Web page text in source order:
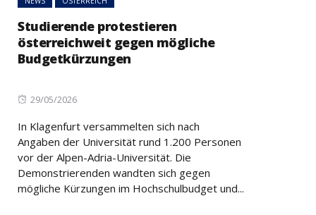
Studierende protestieren
österreichweit gegen mögliche
Budgetkürzungen
Posted
29/05/2026
In Klagenfurt versammelten sich nach
Angaben der Universität rund 1.200 Personen
vor der Alpen-Adria-Universität. Die
Demonstrierenden wandten sich gegen
mögliche Kürzungen im Hochschulbudget und...